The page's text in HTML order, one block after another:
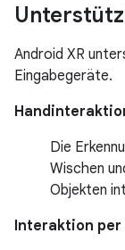
Android XR
Eingabegeräte.
Die
Wischen
Objekten
Interaktion per